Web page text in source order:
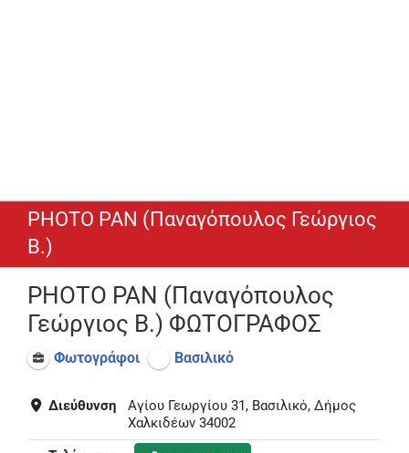
PHOTO PAN (Παναγόπουλος Γεώργιος
Β.)
PHOTO PAN (Παναγόπουλος
Γεώργιος Β.) ΦΩΤΟΓΡΑΦΟΣ
Φωτογράφοι Βασιλικό
Διεύθυνση
Αγίου Γεωργίου 31, Βασιλικό, Δήμος
Χαλκιδέων 34002